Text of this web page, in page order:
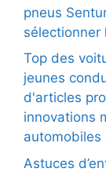
pneus
sélectionner
Top des
jeunes
d'articles
innovations
automobiles
Astuces